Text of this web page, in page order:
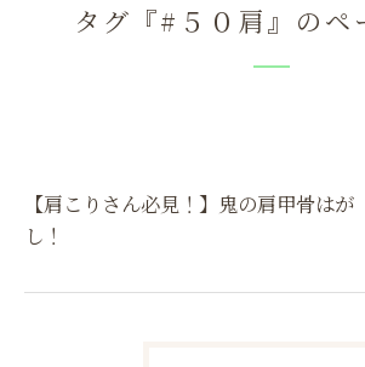
タグ『#５０肩』のペ
【肩こりさん必見！】鬼の肩甲骨はが
し！